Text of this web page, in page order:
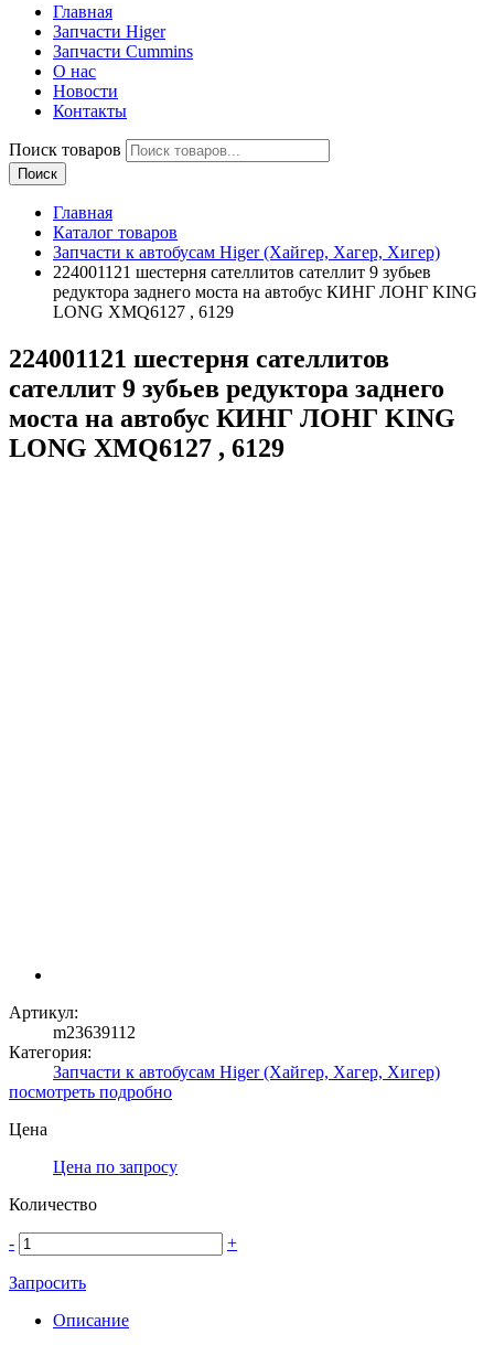
Главная
Запчасти Higer
Запчасти Cummins
О нас
Новости
Контакты
Поиск товаров
Поиск
Главная
Каталог товаров
Запчасти к автобусам Higer (Хайгер, Хагер, Хигер)
224001121 шестерня сателлитов сателлит 9 зубьев
редуктора заднего моста на автобус КИНГ ЛОНГ KING
LONG XMQ6127 , 6129
224001121 шестерня сателлитов
сателлит 9 зубьев редуктора заднего
моста на автобус КИНГ ЛОНГ KING
LONG XMQ6127 , 6129
Артикул:
m23639112
Категория:
Запчасти к автобусам Higer (Хайгер, Хагер, Хигер)
посмотреть подробно
Цена
Цена по запросу
Количество
- +
Запросить
Описание